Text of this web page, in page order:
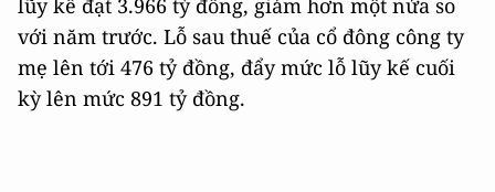
lũy kế đạt 3.966 tỷ đồng, giảm hơn một nửa so
với năm trước. Lỗ sau thuế của cổ đông công ty
mẹ lên tới 476 tỷ đồng, đẩy mức lỗ lũy kế cuối
kỳ lên mức 891 tỷ đồng.